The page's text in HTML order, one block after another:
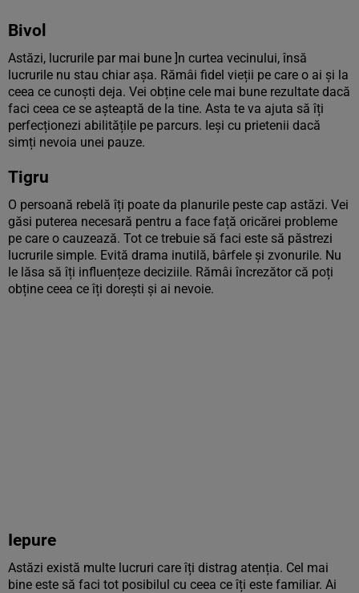
Bivol
Astăzi, lucrurile par mai bune ]n curtea vecinului, însă
lucrurile nu stau chiar așa. Rămâi fidel vieții pe care o ai și la
ceea ce cunoști deja. Vei obține cele mai bune rezultate dacă
faci ceea ce se așteaptă de la tine. Asta te va ajuta să îți
perfecționezi abilitățile pe parcurs. Ieși cu prietenii dacă
simți nevoia unei pauze.
Tigru
O persoană rebelă îți poate da planurile peste cap astăzi. Vei
găsi puterea necesară pentru a face față oricărei probleme
pe care o cauzează. Tot ce trebuie să faci este să păstrezi
lucrurile simple. Evită drama inutilă, bârfele și zvonurile. Nu
le lăsa să îți influențeze deciziile. Rămâi încrezător că poți
obține ceea ce îți dorești și ai nevoie.
Iepure
Astăzi există multe lucruri care îți distrag atenția. Cel mai
bine este să faci tot posibilul cu ceea ce îți este familiar. Ai